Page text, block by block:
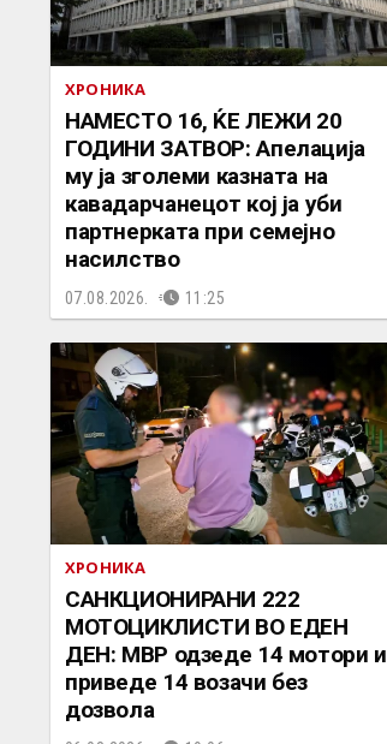
ХРОНИКА
НАМЕСТО 16, ЌЕ ЛЕЖИ 20
ГОДИНИ ЗАТВОР: Апелација
му ја зголеми казната на
кавадарчанецот кој ја уби
партнерката при семејно
насилство
07.08.2026. 11:25
ХРОНИКА
САНКЦИОНИРАНИ 222
МОТОЦИКЛИСТИ ВО ЕДЕН
ДЕН: МВР одзеде 14 мотори и
приведе 14 возачи без
дозвола